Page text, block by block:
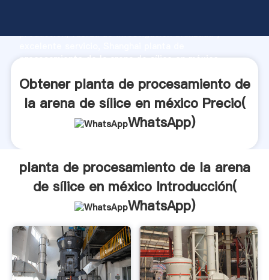
producción, fuerza de investigación avanzada y
procesamiento de la arena de sílice en méxico
clientes.
Obtener planta de procesamiento de
la arena de sílice en méxico Precio(
WhatsApp)
planta de procesamiento de la arena
de sílice en méxico Introducción(
WhatsApp)